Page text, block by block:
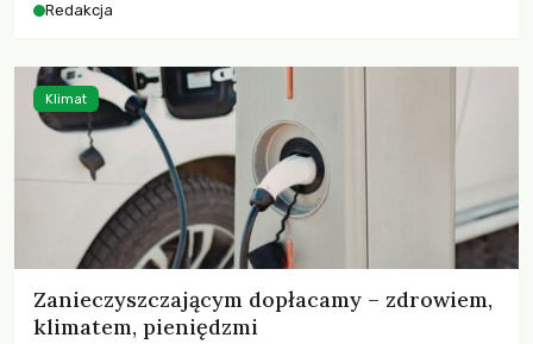
Redakcja
Zanieczyszczającym dopłacamy – zdrowiem,
klimatem, pieniędzmi
Klimat